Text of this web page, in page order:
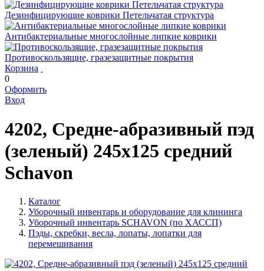
Дезинфицирующие коврики Петельчатая структура
Антибактериальные многослойные липкие коврики
Противоскользящие, гразезащитные покрытия
Корзина
0
Оформить
Вход
4202, Средне-абразивный пэд
(зеленый) 245х125 средний
Schavon
Каталог
Уборочный инвентарь и оборудование для клининга
Уборочный инвентарь SCHAVON (по ХАССП)
Пэды, скребки, весла, лопаты, лопатки для
перемешивания